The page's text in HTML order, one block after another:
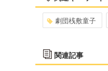
劇団桟敷童子
関連記事